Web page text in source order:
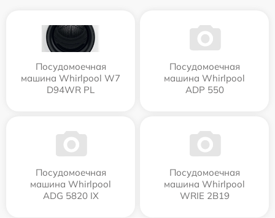
Посудомоечная
машина Whirlpool W7
D94WR PL
Посудомоечная
машина Whirlpool
ADP 550
Посудомоечная
машина Whirlpool
ADG 5820 IX
Посудомоечная
машина Whirlpool
WRIE 2B19